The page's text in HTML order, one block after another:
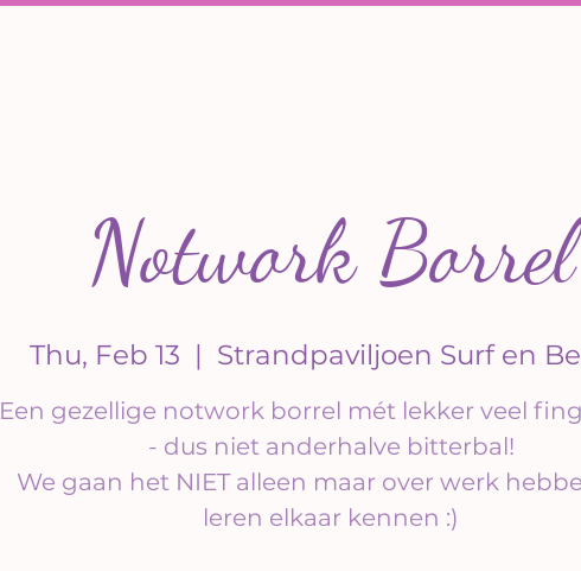
Notwork Borrel
Thu, Feb 13
  |
Strandpaviljoen Surf en
Een gezellige notwork borrel mét lekker veel
- dus niet anderhalve bitterbal!
We gaan het NIET alleen maar over werk